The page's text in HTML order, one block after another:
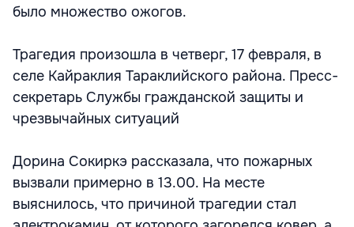
было множество ожогов.
Трагедия произошла в четверг, 17 февраля, в
селе Кайраклия Тараклийского района. Пресс-
секретарь Службы гражданской защиты и
чрезвычайных ситуаций
Дорина Сокиркэ рассказала, что пожарных
вызвали примерно в 13.00. На месте
выяснилось, что причиной трагедии стал